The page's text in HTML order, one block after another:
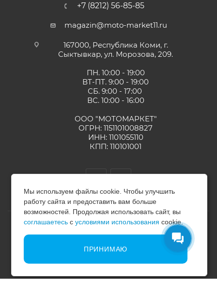
+7 (8212) 56-85-85
magazin@moto-market11.ru
167000, Республика Коми, г.
Сыктывкар, ул. Морозова, 209.
ПН. 10:00 - 19:00
ВТ-ПТ. 9:00 - 19:00
СБ. 9:00 - 17:00
ВС. 10:00 - 16:00
ООО "МОТОМАРКЕТ"
ОГРН: 1151101008827
ИНН: 1101055110
КПП: 110101001
2024 - 2026 © МОТОМАРКЕТ
работу сайта и предоставить вам больше
возможностей. Продолжая использовать сайт, вы
соглашаетесьсусловиями использованияcookie.